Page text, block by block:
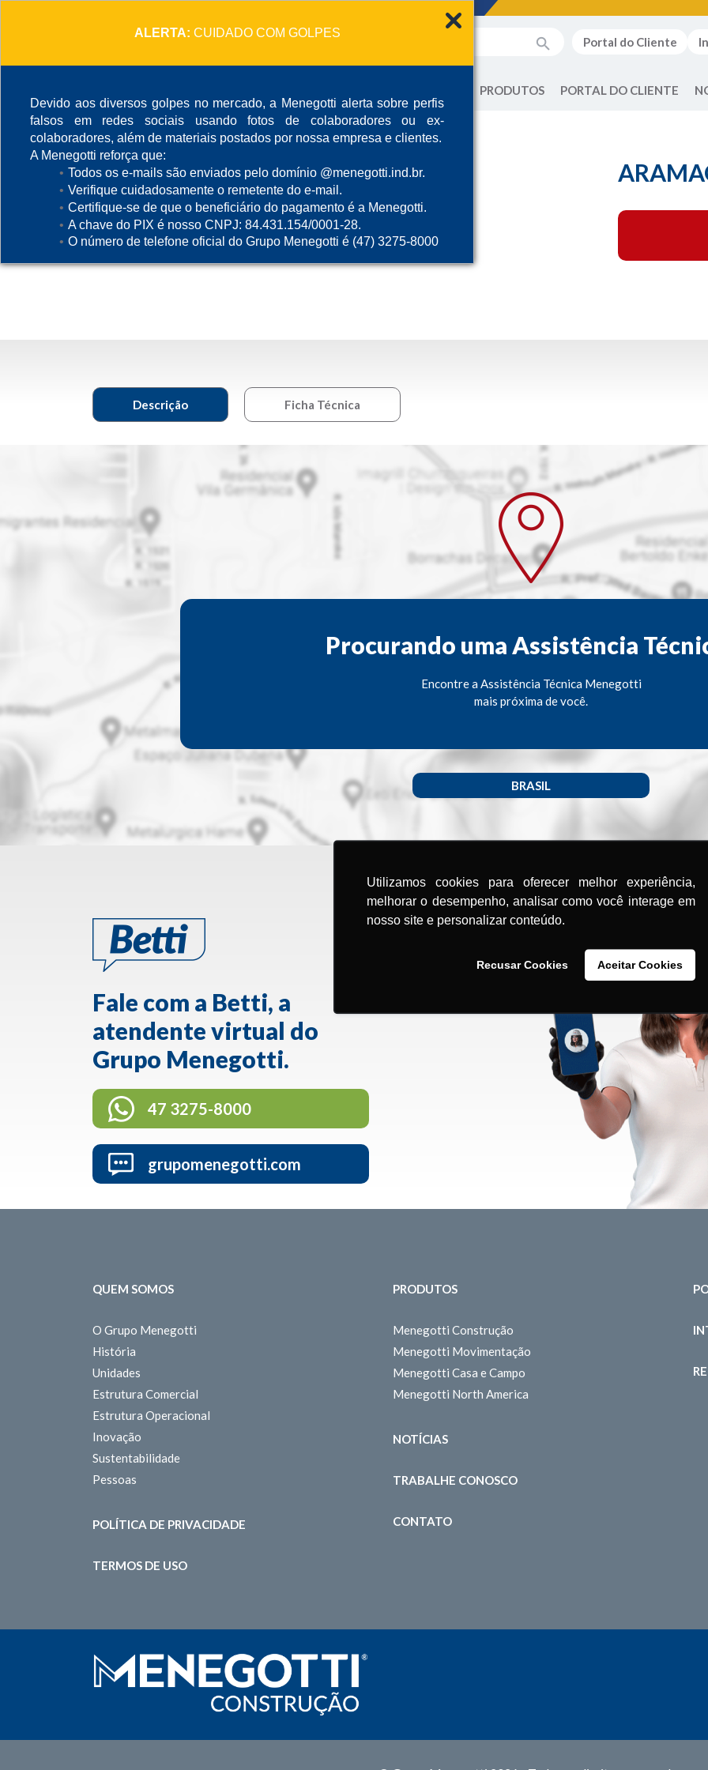
ALERTA: CUIDADO COM GOLPES
Devido aos diversos golpes no mercado, a Menegotti alerta sobre perfis
falsos em redes sociais usando fotos de colaboradores ou ex-
colaboradores, além de materiais postados por nossa empresa e clientes.
A Menegotti reforça que:
Todos os e-mails são enviados pelo domínio @menegotti.ind.br.
Verifique cuidadosamente o remetente do e-mail.
Certifique-se de que o beneficiário do pagamento é a Menegotti.
A chave do PIX é nosso CNPJ: 84.431.154/0001-28.
O número de telefone oficial do Grupo Menegotti é (47) 3275-8000
Utilizamos cookies para oferecer melhor experiência,
melhorar o desempenho, analisar como você interage em
nosso site e personalizar conteúdo.
Recusar Cookies Aceitar Cookies
Portal do Cliente
PRODUTOS PORTAL DO CLIENTE
Descrição Ficha Técnica
Procurando uma Assistência
Encontre a Assistência Técnica Menegotti
mais próxima de você.
BRASIL
Fale com a Betti, a
atendente virtual do
Grupo Menegotti.
47 3275-8000
grupomenegotti.com
QUEM SOMOS
O Grupo Menegotti
História
Unidades
Estrutura Comercial
Estrutura Operacional
Inovação
Sustentabilidade
Pessoas
POLÍTICA DE PRIVACIDADE
TERMOS DE USO
PRODUTOS
Menegotti Construção
Menegotti Movimentação
Menegotti Casa e Campo
Menegotti North America
NOTÍCIAS
TRABALHE CONOSCO
CONTATO